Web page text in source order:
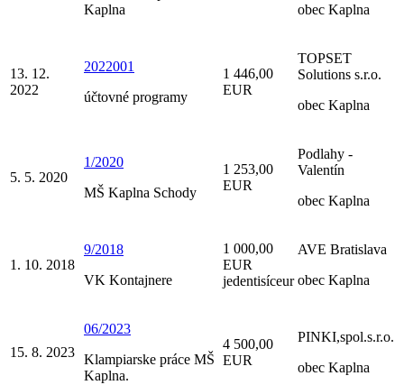
Kaplna
obec Kaplna
13. 12.
2022
2022001
účtovné programy
1 446,00
EUR
TOPSET
Solutions s.r.o.
obec Kaplna
5. 5. 2020
1/2020
MŠ Kaplna Schody
1 253,00
EUR
Podlahy -
Valentín
obec Kaplna
1. 10. 2018
9/2018
VK Kontajnere
1 000,00
EUR
jedentisíceur
AVE Bratislava
obec Kaplna
15. 8. 2023
06/2023
Klampiarske práce MŠ
Kaplna.
4 500,00
EUR
PINKI,spol.s.r.o.
obec Kaplna